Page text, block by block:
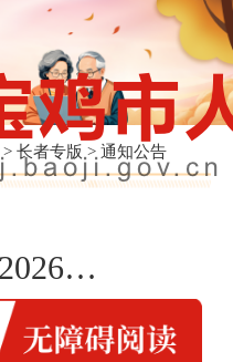
> 长者专版 > 通知公告
2026年宝鸡第一中学附属小学公开选调教师面试公告